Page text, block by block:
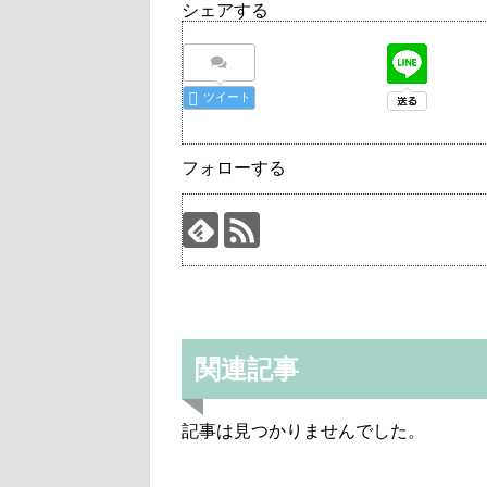
シェアする
ツイート
フォローする
関連記事
記事は見つかりませんでした。